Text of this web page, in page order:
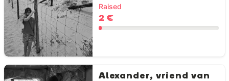
Raised
2 €
Alexander, vriend van